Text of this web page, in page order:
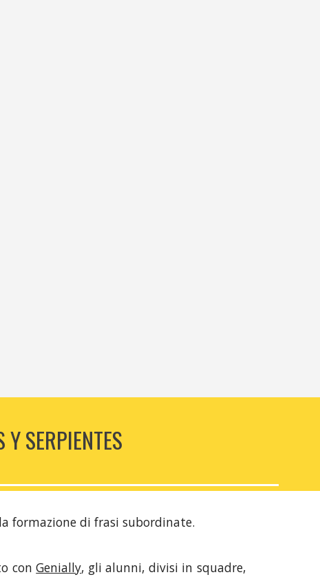
SERPIENTES
formazione di frasi subordinate.
conGenially, gli alunni, divisi in squadre,